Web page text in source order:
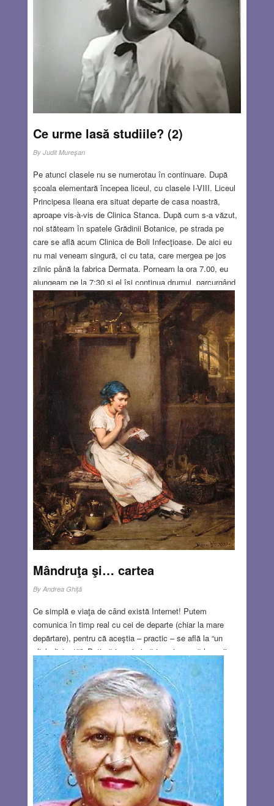
grup organizat de 454 de membri.
Read more…
7 COMMENTS
Ce urme lasă studiile? (2)
By Judit Mureşan
Pe atunci clasele nu se numerotau în continuare. După
școala ele­men­tară începea liceul, cu clasele I-VIII. Liceul
Principesa Ileana era situat departe de casa noastră,
aproape vis-à-vis de Clinica Stanca. După cum s-a văzut,
noi stăteam în spa­te­le Gră­di­nii Bo­ta­nice, pe strada pe
care se află acum Clinica de Boli Infecţioase. De aici eu
nu mai veneam singură, ci cu tata, care mer­gea pe jos
zilnic până la fabrica Dermata. Porneam la ora 7.00, eu
ajun­geam pe la 7:30 și el își continua drumul, parcurgând
toată strada Paris ca să ajungă la timp, înainte de ora
8.00, la lucru. Ce am învățat în acest an școlar? În
esență, faptul că sunt evreică și ca atare, sunt urâtă de
oameni. Adică am făcut cunoștință cu antise­mi­tis­mul. De
exemplu, un vechi vecin și coleg de serviciu de-al lui ta­ta,
Rezső bácsi, cu care mergeam împreună în fiecare
dimineață, în­tr‑o bună zi a renunțat la noi pur și simplu,
folosindu‑se de un pretext fals și străveziu. Îmi mai
amintesc și alte semne, dar nu știu dacă au apărut chiar
în timpul primului an de liceu sau mai târziu.
Read
more…
DEC 24, 2020 5 COMMENTS
Mândruţa şi… cartea
By Andrea Ghiţă
Ce simplă e viaţa de când există Internet! Putem
comunica în timp real cu cei de departe (chiar la mare
depărtare), pentru că aceştia – practic – se află la “un
click distanţă”. Poţi să-i auzi şi să-i vezi sau să le scrii
instantaneu un text plin de prescurtări şi abundând de
emoticoane sau stickere. Nu contest utilitatea acestei
comunicări, de care mă folosesc şi eu, dar nu mă pot
obişnui cu bagatelizarea comunicării. O scrisoare e
altceva decât un email, şi nici un bileţel nu echivalează cu
un sms sau un mesaj…cel puţin pentru mine. În limba
română scrisoarea se mai numeşte şi „carte” (presupun că
datorită faptului că era întocmită de ştiutorii de carte adică
de cei care învăţaseră literele) şi apare ca atare şi în
folclor, ajutându-ne să ne imaginăm însemnătatea ei în
lumea de atunci. Am să mă opresc asupra unui cântec pe